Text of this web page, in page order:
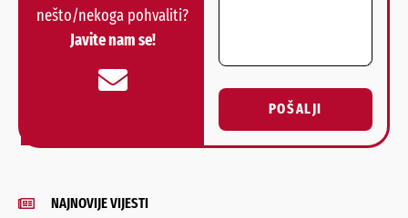
nešto/nekoga pohvaliti?
Javite nam se!
POŠALJI
Alternative:
NAJNOVIJE VIJESTI